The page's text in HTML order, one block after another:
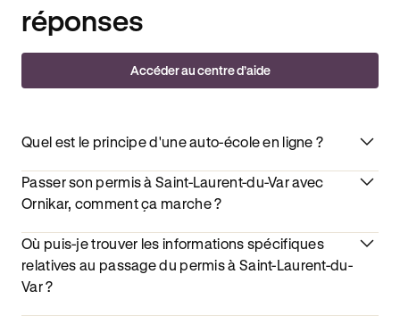
réponses
Accéder au centre d’aide
Quel est le principe d'une auto-école en ligne ?
Passer son permis à Saint-Laurent-du-Var avec
Ornikar, comment ça marche ?
Où puis-je trouver les informations spécifiques
relatives au passage du permis à Saint-Laurent-du-
Var ?